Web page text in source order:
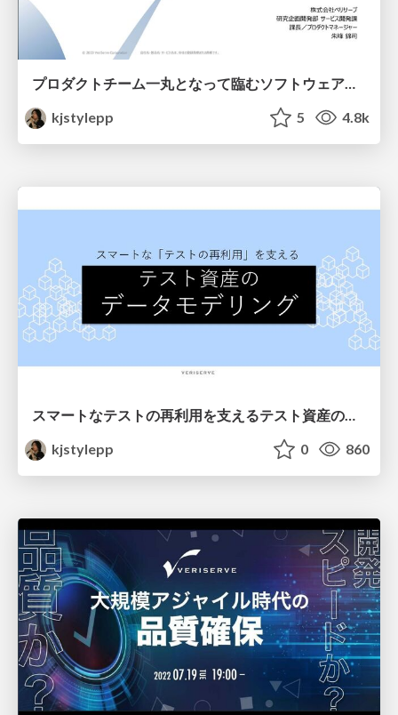
プロダクトチーム一丸となって臨むソフトウェアテストの勘所 #devsumi #devsumiE
kjstylepp
5 4.8k
スマートなテストの再利用を支えるテスト資産のデータモデリング #QualityForward
kjstylepp
0 860